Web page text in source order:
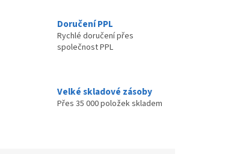
Doručení PPL
Rychlé doručení přes
společnost PPL
Velké skladové zásoby
Přes 35 000 položek skladem